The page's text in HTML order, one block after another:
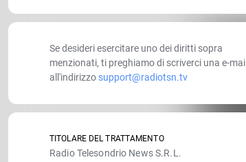
Se desideri esercitare uno dei diritti sopra
menzionati, ti preghiamo di scriverci una e-mail
all'indirizzo support@radiotsn.tv
TITOLARE DEL TRATTAMENTO
Radio Telesondrio News S.R.L.